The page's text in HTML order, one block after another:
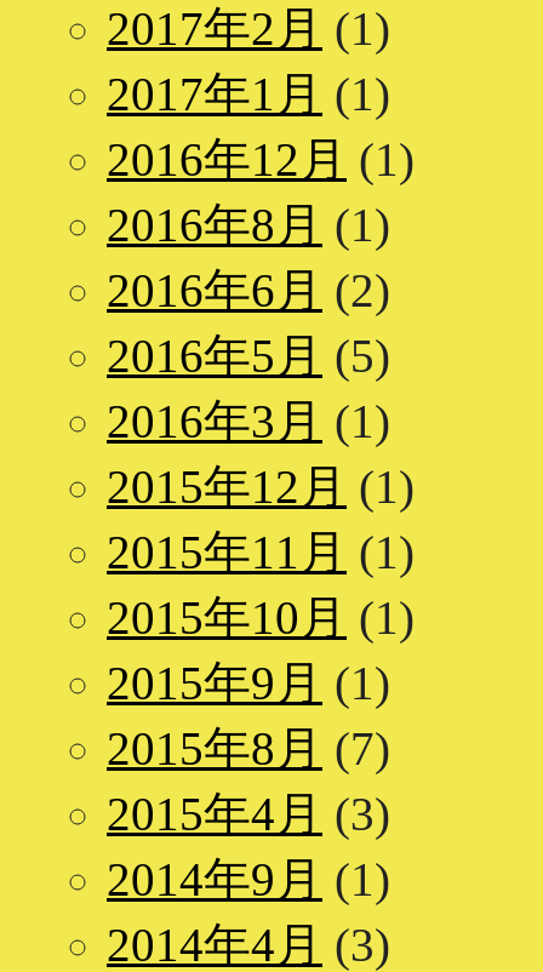
2017年2月 (1)
2017年1月 (1)
2016年12月 (1)
2016年8月 (1)
2016年6月 (2)
2016年5月 (5)
2016年3月 (1)
2015年12月 (1)
2015年11月 (1)
2015年10月 (1)
2015年9月 (1)
2015年8月 (7)
2015年4月 (3)
2014年9月 (1)
2014年4月 (3)